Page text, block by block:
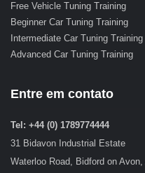
Free Vehicle Tuning Training
Beginner Car Tuning Training
Intermediate Car Tuning Training
Advanced Car Tuning Training
Entre em contato
Tel: +44 (0) 1789774444
31 Bidavon Industrial Estate
Waterloo Road, Bidford on